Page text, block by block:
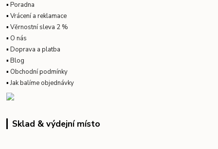
▪Poradna
▪Vrácení a reklamace
▪Věrnostní sleva 2 %
▪ O nás
▪Doprava a platba
▪Blog
▪ Obchodní podmínky
▪Jak balíme objednávky
Sklad & výdejní místo